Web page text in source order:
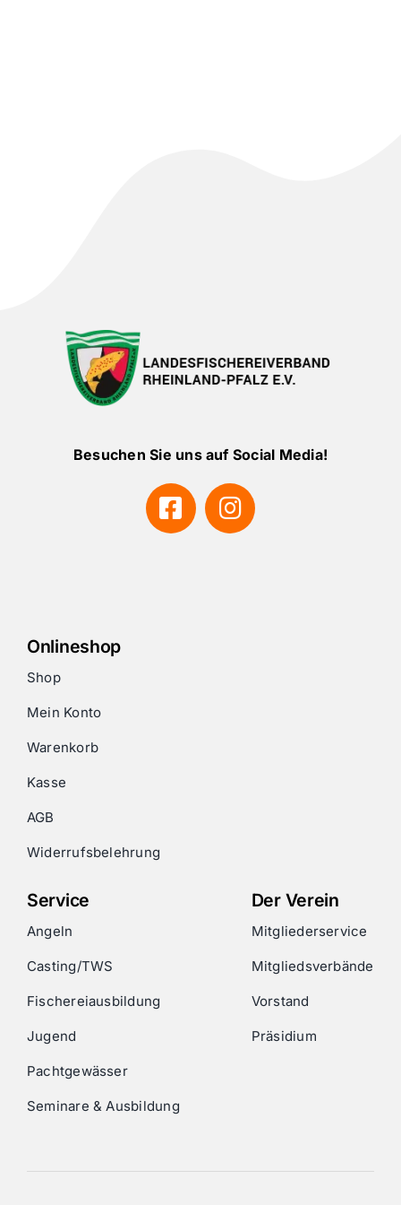
Besuchen Sie uns auf Social Media!
Onlineshop
Shop
Mein Konto
Warenkorb
Kasse
AGB
Widerrufsbelehrung
Service
Angeln
Casting/TWS
Fischereiausbildung
Jugend
Pachtgewässer
Seminare & Ausbildung
Der Verein
Mitgliederservice
Mitgliedsverbände
Vorstand
Präsidium